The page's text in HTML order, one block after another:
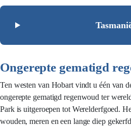
Ongerepte gematigd
Ten westen van Hobart vindt u één van
ongerepte gematigd regenwoud ter
Park is uitgeroepen tot Werelderfgoed.
wouden, meren en een lange diep